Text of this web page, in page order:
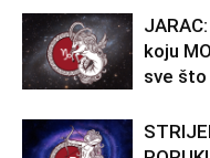
koju
sve što